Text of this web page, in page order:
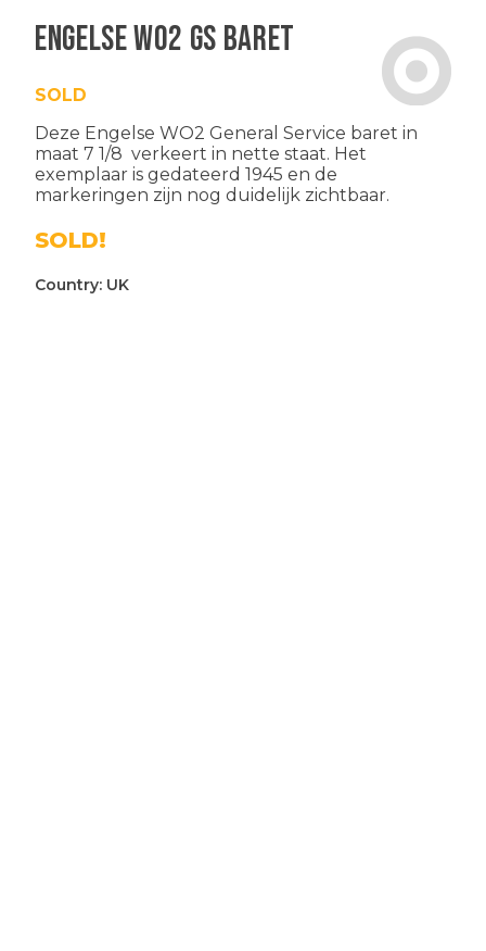
Engelse WO2 GS baret
SOLD
Deze Engelse WO2 General Service baret in
maat 7 1/8 verkeert in nette staat. Het
exemplaar is gedateerd 1945 en de
markeringen zijn nog duidelijk zichtbaar.
SOLD!
Country: UK